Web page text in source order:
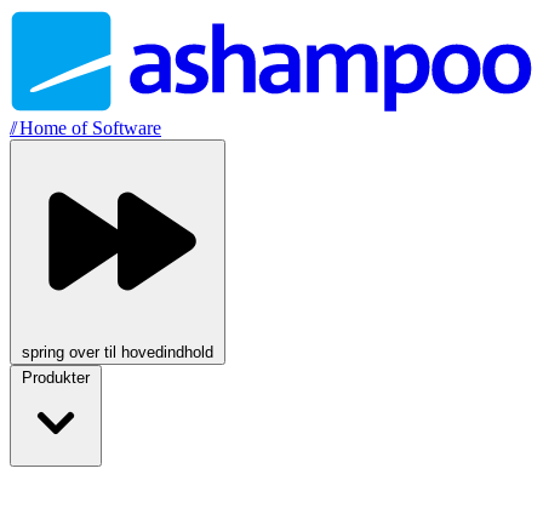
//Home of Software
spring over til hovedindhold
Produkter